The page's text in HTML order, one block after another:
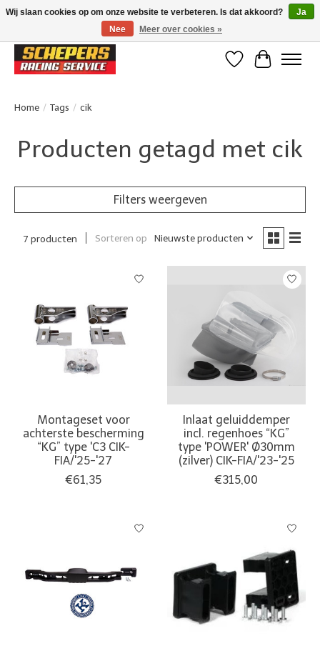
Klanten beoordelen ons met een 4,8/5 op Google reviews
Verlanglijst
Home / Tags / cik
Producten getagd met cik
Filters weergeven
7 producten Sorteren op Nieuwste producten
Montageset voor
achterste bescherming
“KG” type 'C3 CIK-
FIA/'25-'27
€61,35
Inlaat geluiddemper
incl. regenhoes “KG”
type 'POWER' Ø30mm
(zilver) CIK-FIA/'23-'25
€315,00
Wij slaan cookies op om onze website te verbeteren. Is dat akkoord?
Ja
Nee
Meer over cookies »